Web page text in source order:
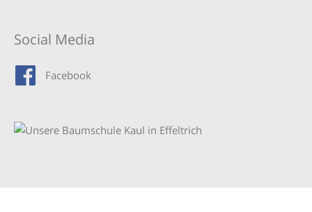
Social Media
Facebook